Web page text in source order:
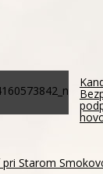
Starom